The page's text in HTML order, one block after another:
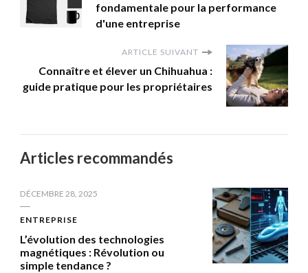
fondamentale pour la performance
d'une entreprise
ARTICLE SUIVANT
Connaître et élever un Chihuahua :
guide pratique pour les propriétaires
Articles recommandés
DÉCEMBRE 28, 2025
ENTREPRISE
L’évolution des technologies
magnétiques : Révolution ou
simple tendance ?